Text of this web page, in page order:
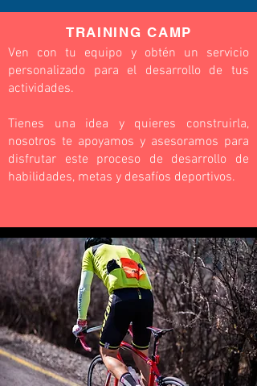
TRAINING CAMP
Ven con tu equipo y obtén un servicio
personalizado para el desarrollo de tus
actividades.
Tienes una idea y quieres construirla,
nosotros te apoyamos y asesoramos para
disfrutar este proceso de desarrollo de
habilidades, metas y desafíos deportivos.